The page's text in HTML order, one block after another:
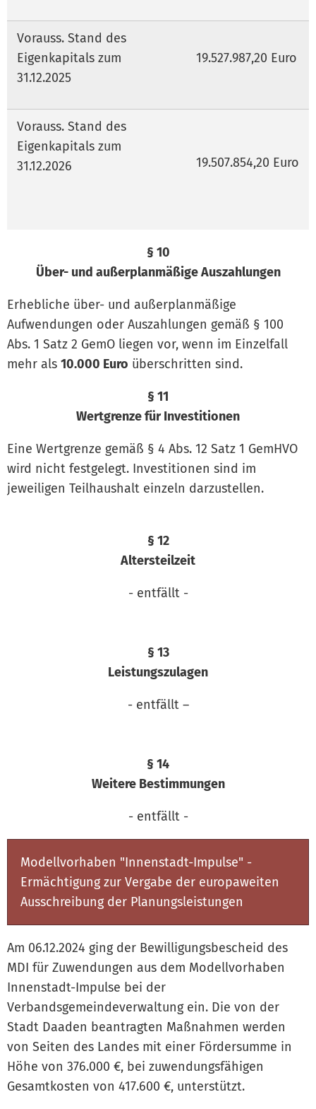
Vorauss. Stand des
Eigenkapitals zum
31.12.2025
19.527.987,20 Euro
Vorauss. Stand des
Eigenkapitals zum
31.12.2026
19.507.854,20 Euro
§ 10
Über- und außerplanmäßige Auszahlungen
Erhebliche über- und außerplanmäßige
Aufwendungen oder Auszahlungen gemäß § 100
Abs. 1 Satz 2 GemO liegen vor, wenn im Einzelfall
mehr als 10.000 Euro überschritten sind.
§ 11
Wertgrenze für Investitionen
Eine Wertgrenze gemäß § 4 Abs. 12 Satz 1 GemHVO
wird nicht festgelegt. Investitionen sind im
jeweiligen Teilhaushalt einzeln darzustellen.
§ 12
Altersteilzeit
- entfällt -
§ 13
Leistungszulagen
- entfällt –
§ 14
Weitere Bestimmungen
- entfällt -
Modellvorhaben "Innenstadt-Impulse" -
Ermächtigung zur Vergabe der europaweiten
Ausschreibung der Planungsleistungen
Am 06.12.2024 ging der Bewilligungsbescheid des
MDI für Zuwendungen aus dem Modellvorhaben
Innenstadt-Impulse bei der
Verbandsgemeindeverwaltung ein. Die von der
Stadt Daaden beantragten Maßnahmen werden
von Seiten des Landes mit einer Fördersumme in
Höhe von 376.000 €, bei zuwendungsfähigen
Gesamtkosten von 417.600 €, unterstützt.